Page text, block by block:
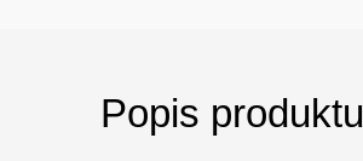
Popis produktu